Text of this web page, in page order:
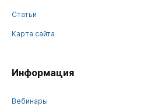
Статьи
Карта сайта
Информация
Вебинары